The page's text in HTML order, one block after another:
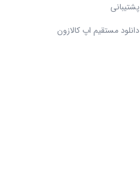
پشتیبانی
دانلود مستقیم اپ کالازون